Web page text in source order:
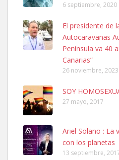
Ninfa perdida
El día 5 se los perdió una ninfa
calle, se perdió por la zon...
Leales.org » Gran Canaria
6.7.2025
Adopcion
Busco casa de acogida para mi
no la puedo tener. Solo gente r...
6 septiembre, 2020
El presidente de
Autocaravanas
Península va 40
Canarias”
26 noviembre, 2023
SOY
27 mayo, 2017
Ariel Solano : La
con los planetas
13 septiembre,